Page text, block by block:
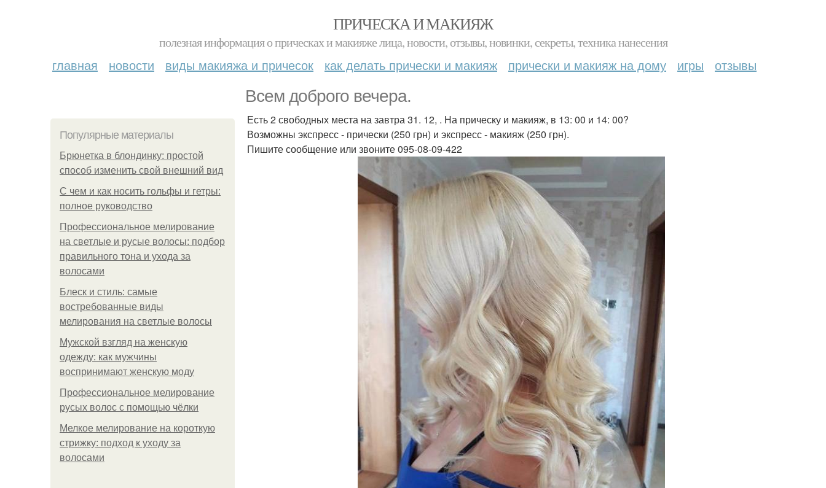
ПРИЧЕСКА И МАКИЯЖ
полезная информация о прическах и макияже лица, новости, отзывы, новинки, секреты, техника нанесения
главная новости виды макияжа и причесок как делать прически и макияж прически и макияж на дому игры отзывы
Всем доброго вечера.
Популярные материалы
Брюнетка в блондинку: простой
способ изменить свой внешний вид
С чем и как носить гольфы и гетры:
полное руководство
Профессиональное мелирование
на светлые и русые волосы: подбор
правильного тона и ухода за
волосами
Блеск и стиль: самые
востребованные виды
мелирования на светлые волосы
Мужской взгляд на женскую
одежду: как мужчины
воспринимают женскую моду
Профессиональное мелирование
русых волос с помощью чёлки
Мелкое мелирование на короткую
стрижку: подход к уходу за
волосами
Есть 2 свободных места на завтра 31. 12, . На прическу и макияж, в 13: 00 и 14: 00?
Возможны экспресс - прически (250 грн) и экспресс - макияж (250 грн).
Пишите сообщение или звоните 095-08-09-422